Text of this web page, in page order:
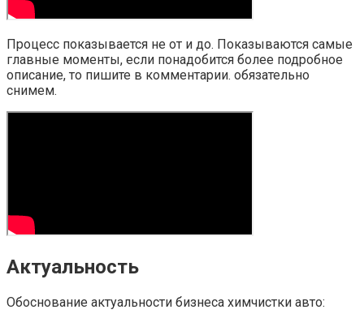
Процесс показывается не от и до. Показываются самые
главные моменты, если понадобится более подробное
описание, то пишите в комментарии. обязательно
снимем.
Актуальность
Обоснование актуальности бизнеса химчистки авто: